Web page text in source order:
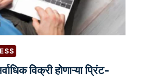
विक्री होणाऱ्या प्रिंट-